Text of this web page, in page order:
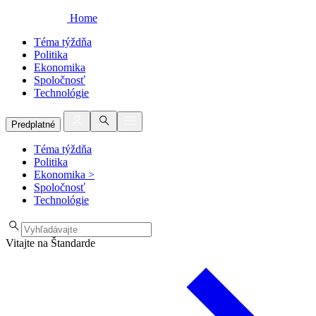
Home
Téma týždňa
Politika
Ekonomika
Spoločnosť
Technológie
Predplatné
Téma týždňa
Politika
Ekonomika >
Spoločnosť
Technológie
Vitajte na Štandarde